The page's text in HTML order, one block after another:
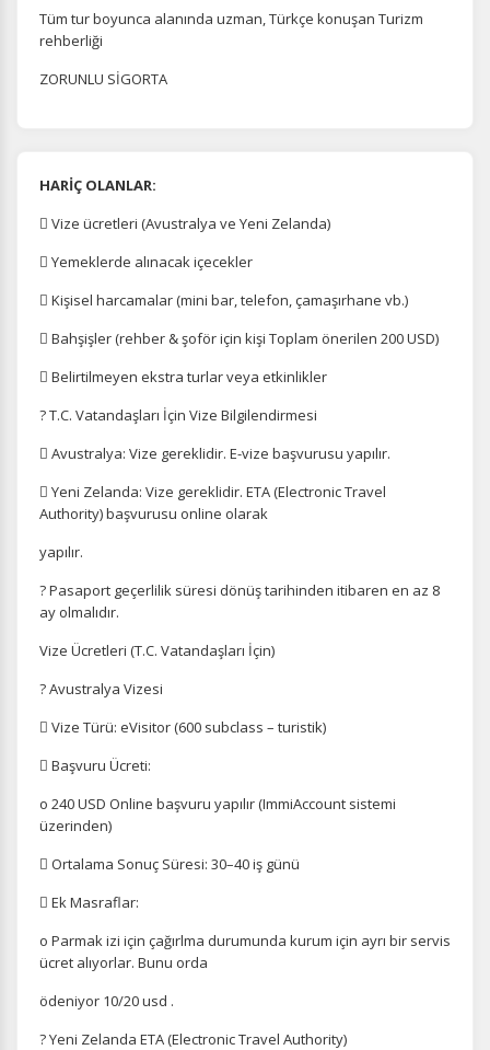
Tüm tur boyunca alanında uzman, Türkçe konuşan Turizm
rehberliği
ZORUNLU SİGORTA
HARİÇ OLANLAR:
 Vize ücretleri (Avustralya ve Yeni Zelanda)
 Yemeklerde alınacak içecekler
 Kişisel harcamalar (mini bar, telefon, çamaşırhane vb.)
 Bahşişler (rehber & şoför için kişi Toplam önerilen 200 USD)
 Belirtilmeyen ekstra turlar veya etkinlikler
? T.C. Vatandaşları İçin Vize Bilgilendirmesi
 Avustralya: Vize gereklidir. E-vize başvurusu yapılır.
 Yeni Zelanda: Vize gereklidir. ETA (Electronic Travel
Authority) başvurusu online olarak
yapılır.
? Pasaport geçerlilik süresi dönüş tarihinden itibaren en az 8
ay olmalıdır.
Vize Ücretleri (T.C. Vatandaşları İçin)
? Avustralya Vizesi
 Vize Türü: eVisitor (600 subclass – turistik)
 Başvuru Ücreti:
o 240 USD Online başvuru yapılır (ImmiAccount sistemi
üzerinden)
 Ortalama Sonuç Süresi: 30–40 iş günü
 Ek Masraflar:
o Parmak izi için çağırlma durumunda kurum için ayrı bir servis
ücret alıyorlar. Bunu orda
ödeniyor 10/20 usd .
? Yeni Zelanda ETA (Electronic Travel Authority)